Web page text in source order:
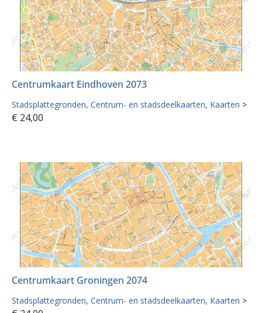
Centrumkaart Eindhoven 2073
Stadsplattegronden Centrum- en stadsdeelkaarten Kaarten >
€ 24,00
Centrumkaart Groningen 2074
Stadsplattegronden Centrum- en stadsdeelkaarten Kaarten >